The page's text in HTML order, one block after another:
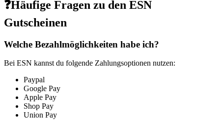
❓Häufige Fragen zu den ESN
Gutscheinen
Welche Bezahlmöglichkeiten habe ich?
Bei ESN kannst du folgende Zahlungsoptionen nutzen:
Paypal
Google Pay
Apple Pay
Shop Pay
Union Pay